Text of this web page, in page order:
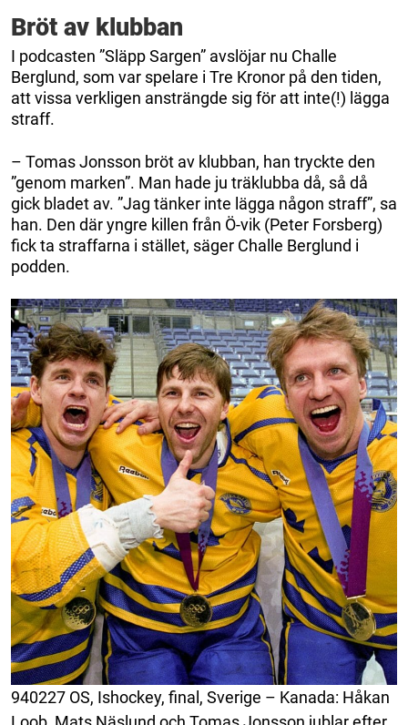
Bröt av klubban
I podcasten ”Släpp Sargen” avslöjar nu Challe
Berglund, som var spelare i Tre Kronor på den tiden,
att vissa verkligen ansträngde sig för att inte(!) lägga
straff.
– Tomas Jonsson bröt av klubban, han tryckte den
”genom marken”. Man hade ju träklubba då, så då
gick bladet av. ”Jag tänker inte lägga någon straff”, sa
han. Den där yngre killen från Ö-vik (Peter Forsberg)
fick ta straffarna i stället, säger Challe Berglund i
podden.
940227 OS, Ishockey, final, Sverige – Kanada: Håkan